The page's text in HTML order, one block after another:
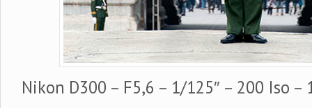
Nikon D300 – F5,6 – 1/125″ – 200 Iso –